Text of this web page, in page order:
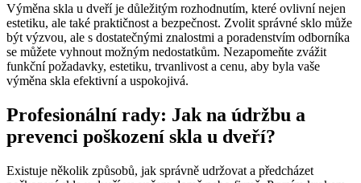
Výměna‌ skla u dveří je⁣ důležitým rozhodnutím, které ovlivní ⁣nejen
estetiku, ale také praktičnost a bezpečnost. Zvolit správné sklo může
být ‌výzvou, ale s dostatečnými znalostmi a poradenstvím odborníka
se můžete vyhnout možným nedostatkům. Nezapomeňte zvážit
‌funkční požadavky, ‌estetiku, trvanlivost⁣ a cenu,‌ aby byla vaše
výměna skla efektivní a uspokojivá.
Profesionální rady: Jak na údržbu ⁣a
prevenci poškození skla u dveří?
Existuje ‌několik způsobů, jak správně udržovat a předcházet